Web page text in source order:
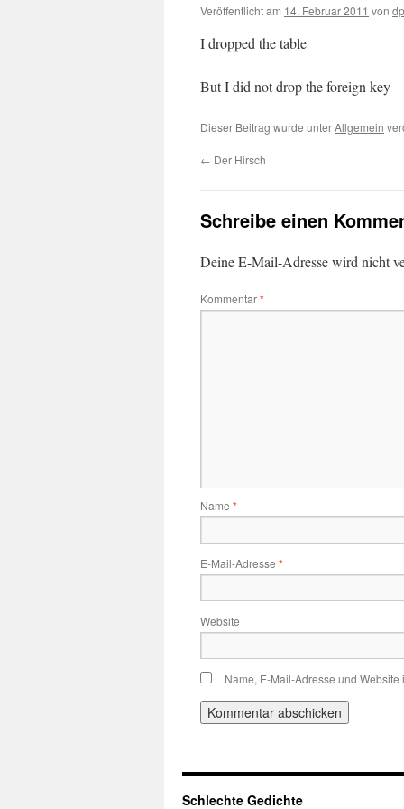
Veröffentlicht am 14. Februar 2011 von
I dropped the table
But I did not drop the foreign key
Dieser Beitrag wurde unterAllgemein
← Der Hirsch
Schreibe einen
Deine E-Mail-Adresse wird nicht
Kommentar*
Name *
E-Mail-Adresse *
Website
Name, E-Mail-Adresse und
Schlechte Gedichte